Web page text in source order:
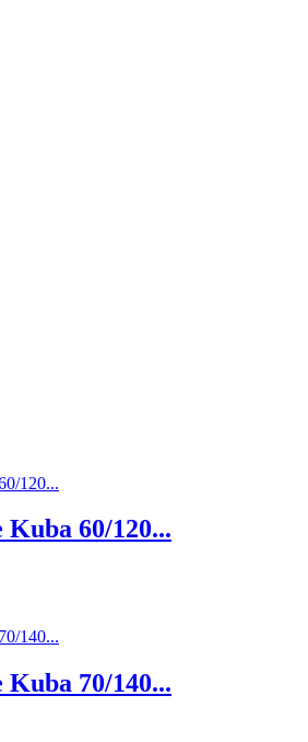
60/120...
70/140...